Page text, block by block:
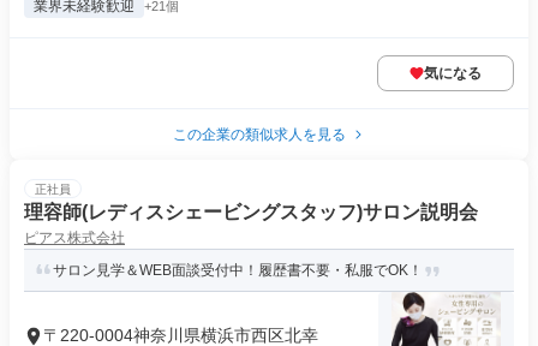
業界未経験歓迎 +21個
気になる
この企業の類似求人を見る
正社員
理容師(レディスシェービングスタッフ)サロン説明会
ピアス株式会社
サロン見学＆WEB面談受付中！履歴書不要・私服でOK！
〒220-0004神奈川県横浜市西区北幸